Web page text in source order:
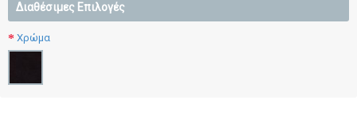
Διαθέσιμες Επιλογές
Χρώμα